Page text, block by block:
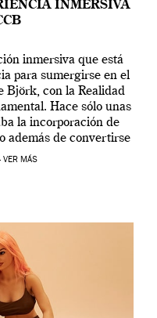
INMERSIVA
inmersiva que está
para sumergirse en el
Björk, con la Realidad
Hace sólo unas
la incorporación de
además de convertirse
relevantes […]
VER MÁS